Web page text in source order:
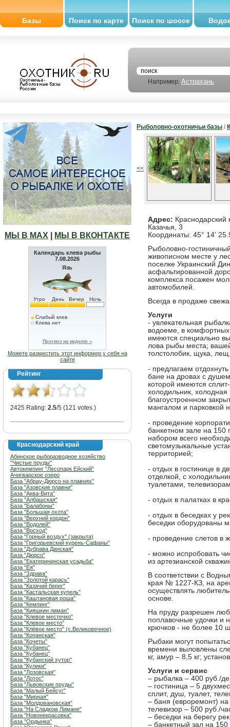
Базы Поиск по карте Поиск по шоссе
Например: Астрахань
МЫ В МАХ МЫ В ВКОНТАКТЕ
Календарь клева рыбы
7.08.2026
Язь
Утро День Вечер Ночь
Слабый клев
Клева нет
Прогноз на неделю »
Можете разместить этот информер у себя на
сайте
Рейтинг
2425 Rating: 2.5/5 (121 votes )
Краснодарский край
Абинское рыборазводное хозяйство
"Чистые пруды"
Автокемпинг "Лесопарк Ейский"
Ачигварское озеро
База "Абрау-Дюрсо на плавнях"
База "Азовские плавни"
База "Аква-Вита"
База "Албашская"
База "Балабоны"
База "Большая охота"
База "Верхний кордон"
База "Водолей"
База "Восход"
База "Горный воздух" (закрыта)
База "Григорьевский курень-Сафаны"
База "Дубрава Динская"
База "Дюрсо"
База "Екатерининская усадьба"
База "Ея"
База "Здрава"
База "Золотой карась"
База "Казачий берег"
База "Кастальская купель"
База "Каштановая роща"
База "Кемпинг"
База "Кияшкин лиман"
База "Клевое местечко"
База "Клевое место"
База "Клёвое место" (с.Великовечное)
База "Копанская"
База "Кочеты"
База "Кубанец"
База "Кубанец"
База "Кубанский хутор"
База "Кулики"
База "Лозовская"
База "Лотос"
База "Львовские пруды"
База "Малый Бейсуг"
База "Мирная"
База "Молдовановская"
База "На Сладком Лимане"
База "Новонекрасовка"
База "Ордынка"
Рыболовно-охотничьи базы /
<<
Адрес: Краснодарский
Казачья, 3
Координаты: 45° 14'
Рыболовно-
живописном месте у
поселке Украинский
асфальтированной
комплекса посажен
автомобилей.
Всегда в продаже
Услуги
- увлекательная
водоеме, в комфортных
имеются специально
лова рыбы места;
толстолобик, щука,
- предлагаем
бане на дровах с
которой имеются
холодильник,
благоустроенном
мангалом и парковкой
- проведение
банкетном зале на 150
набором всего
светомузыкальные
территорией;
- отдых в гостинице в
отделкой, с
туалетами,
- отдых в палатках в
- отдых в беседках у
беседки оборудованы
- проведение слетов в
- можно испробовать
из артезианской
В соответствии с
края № 1227-КЗ, на
осуществлять
основе.
На пруду разрешен
поплавочные удочки и
крючков - не более 10
Рыбаки могут
времени выловлены
кг, амур – 8,5 кг;
Услуги и сервис
– рыбалка – 400 руб./
– гостиница – 5
сплит, душ, туалет,
– баня (евроремонт) на
телевизор – 500 руб./
– беседки на берегу
– банкетный зал на